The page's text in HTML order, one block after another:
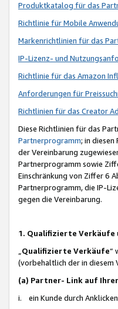
Produktkatalog für das
Richtlinie für Mobile
Markenrichtlinien für das
IP-Lizenz- und
Richtlinie für das Amazon
Anforderungen für
Richtlinien für das Creator
Diese Richtlinien für das
Partnerprogramm; in
der Vereinbarung
Partnerprogramm sowie
Einschränkung von Ziffer 6
Partnerprogramm, die IP-
gegen die Vereinbarung.
1. Qualifizierte Verkäufe
Qualifizierte Verkäufe“
(vorbehaltlich der in diesem
(a) Partner- Link auf
i. ein Kunde durch